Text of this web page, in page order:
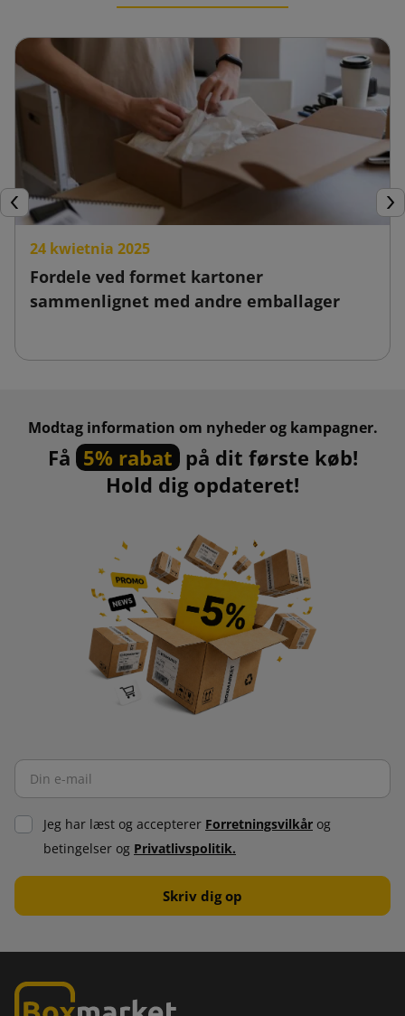
Forrige
24 kwietnia 2025
Fordele ved formet kartoner
sammenlignet med andre emballager
Modtag information om nyheder og kampagner.
Få 5% rabat på dit første køb!
Hold dig opdateret!
Jeg har læst og accepterer Forretningsvilkår og
betingelser og Privatlivspolitik.